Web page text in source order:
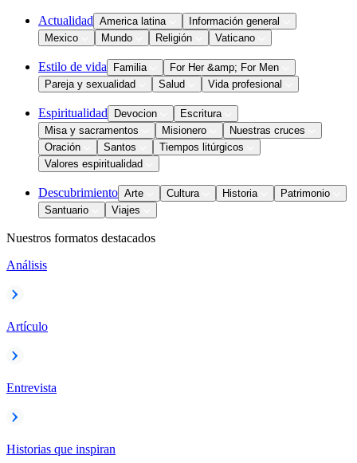
Actualidad America latina
Información general
Mexico
Mundo Religión Vaticano
Estilo de vida Familia
For Her &amp; For Men
Pareja y sexualidad
Salud Vida profesional
Espiritualidad Devocion
Escritura
Misa y sacramentos
Misionero
Nuestras cruces
Oración
Santos
Tiempos litúrgicos
Valores espiritualidad
Descubrimiento Arte Cultura Historia
Patrimonio
Santuario
Viajes
Nuestros formatos destacados
Análisis
Artículo
Entrevista
Historias que inspiran